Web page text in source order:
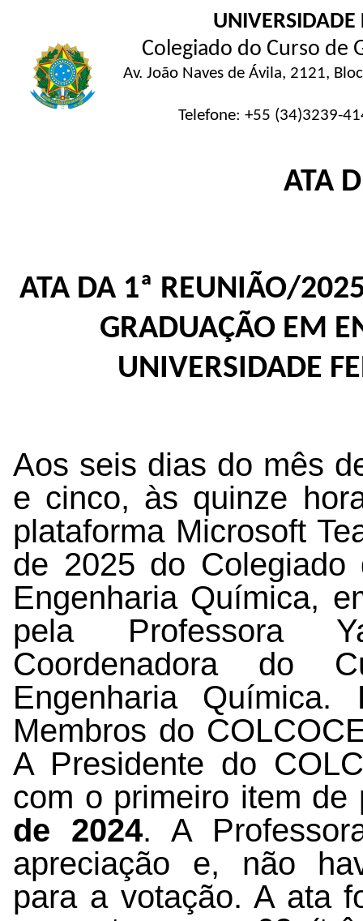
UNIVERSIDADE
Colegiado do Curso de
Av. João Naves de Ávila, 2121,
Telefone: +55 (34)3239-
ATA
ATA DA 1ª REUNIÃO/
GRADUAÇÃO EM
UNIVERSIDADE
Aos seis dias do mês
e cinco, às quinze
plataforma Microsoft
de 2025 do
Engenharia Química,
pela Professora
Coordenadora do
Engenharia Química.
Membros do
A Presidente do
com o primeiro item
de 2024. A
apreciação e, não
para a votação. A ata